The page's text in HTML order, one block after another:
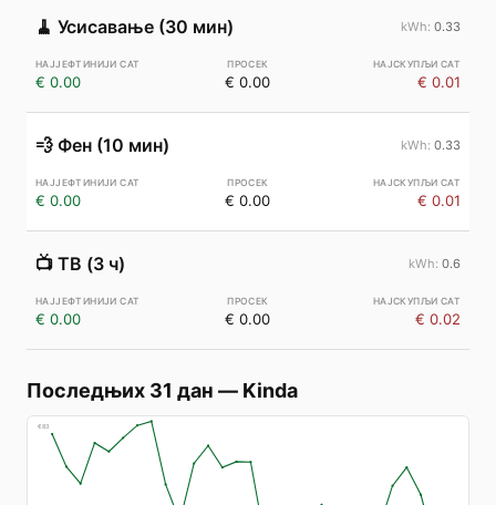
🧹 Усисавање (30 мин) 0.33
€ 0.00 € 0.00 € 0.01
💨 Фен (10 мин) 0.33
€ 0.00 € 0.00 € 0.01
📺 ТВ (3 ч) 0.6
€ 0.00 € 0.00 € 0.02
Последњих 31 дан — Kinda
€83